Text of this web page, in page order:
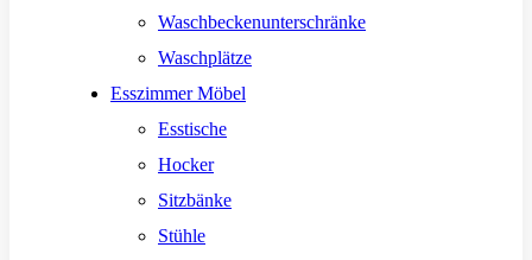
Waschbeckenunterschränke
Waschplätze
Esszimmer Möbel
Esstische
Hocker
Sitzbänke
Stühle